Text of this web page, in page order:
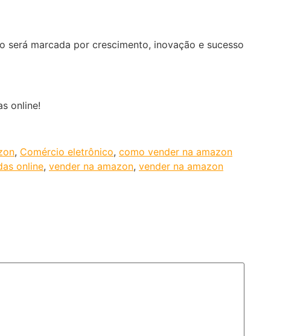
marcada por crescimento, inovação e sucesso
online!
, Comércio eletrônico, como vender na amazon
online, vender na amazon, vender na amazon